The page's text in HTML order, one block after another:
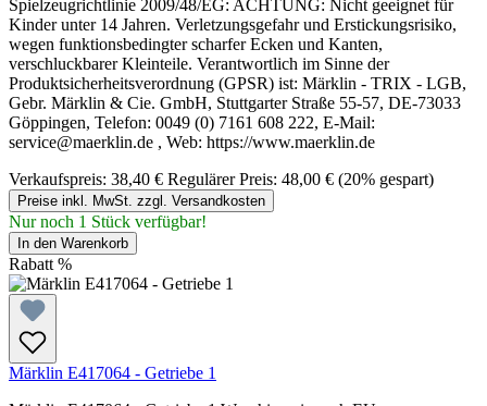
Spielzeugrichtlinie 2009/48/EG: ACHTUNG: Nicht geeignet für
Kinder unter 14 Jahren. Verletzungsgefahr und Erstickungsrisiko,
wegen funktionsbedingter scharfer Ecken und Kanten,
verschluckbarer Kleinteile. Verantwortlich im Sinne der
Produktsicherheitsverordnung (GPSR) ist: Märklin - TRIX - LGB,
Gebr. Märklin & Cie. GmbH, Stuttgarter Straße 55-57, DE-73033
Göppingen, Telefon: 0049 (0) 7161 608 222, E-Mail:
service@maerklin.de , Web: https://www.maerklin.de
Verkaufspreis: 38,40 € Regulärer Preis: 48,00 € (20% gespart)
Preise inkl. MwSt. zzgl. Versandkosten
Nur noch 1 Stück verfügbar!
In den Warenkorb
Rabatt %
Märklin E417064 - Getriebe 1